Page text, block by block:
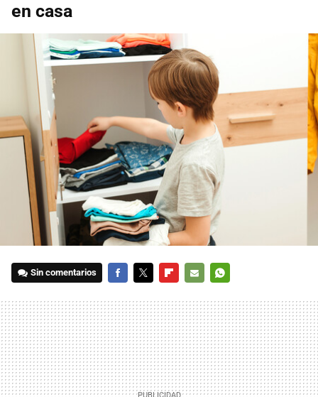
en casa
Sin comentarios
MAIL